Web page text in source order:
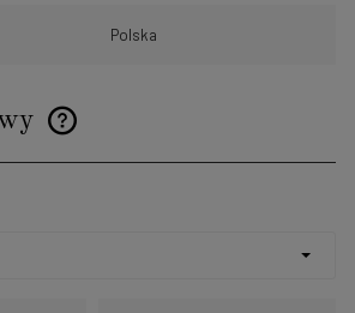
Polska
kosztów płatności